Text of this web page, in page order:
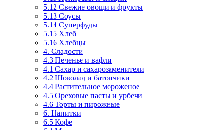
5.12 Свежие овощи и фрукты
5.13 Соусы
5.14 Суперфуды
5.15 Хлеб
5.16 Хлебцы
4. Сладости
4.3 Печенье и вафли
4.1 Сахар и сахарозаменители
4.2 Шоколад и батончики
4.4 Растительное мороженое
4.5 Ореховые пасты и урбечи
4.6 Торты и пирожные
6. Напитки
6.5 Кофе